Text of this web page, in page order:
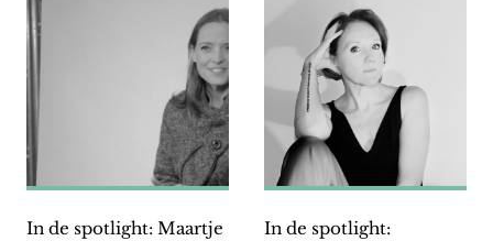
In de spotlight: Maartje
In de spotlight: